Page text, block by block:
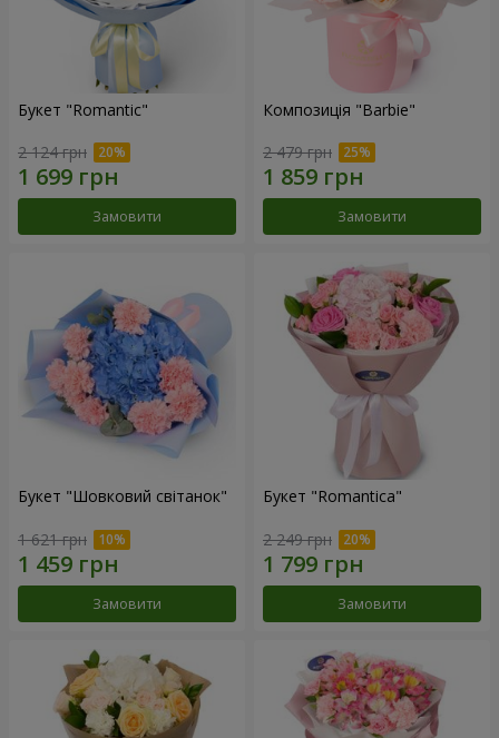
Букет "Romantic"
2 124 грн
Замовити
Композиція "Barbie"
2 479 грн
Замовити
Букет "Шовковий світанок"
1 621 грн
Замовити
Букет "Romantica"
2 249 грн
Замовити